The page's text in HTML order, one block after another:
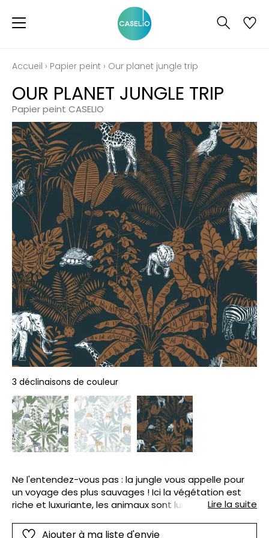
Accueil › Papier peint › Our planet jungle trip
OUR PLANET JUNGLE TRIP
Papier peint CASELIO
3 déclinaisons de couleur
Ne l'entendez-vous pas : la jungle vous appelle pour
un voyage des plus sauvages ! Ici la végétation est
riche et luxuriante, les animaux sont lumineux et
joue de la lumière et des ombres pour une déco
Lire la suite
Ajouter à ma liste d'envie